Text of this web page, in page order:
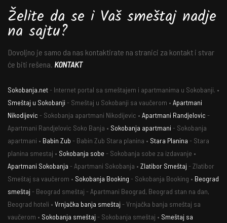
Želite da se i Vaš smeštaj nadje
na sajtu?
Dovoljno je samo da nas kontaktirate na stranici za kontakt i stvar
će biti rešena. KONTAKT
Sokobanja.net- Internet portal sa smeštajem i apartmanima u Sokobanji. •
Smeštaj u Sokobanji - Smeštaj u Sokobanji sa vaučerom • Apartmani
Nikodijevic - Sokobanja apartmani Nikodijevic • Apartmani Randjelovic -
Apartmani Randjelovic Soko Banja • Sokobanja apartmani - Sokobanja
apartmani • Babin Zub - Babin Zub Stara planina • Stara Planina - Stara
planina smestaj • Sokobanja sobe - Sokobanja sobe za izdavanje •
Apartmani Sokobanja - Apartmani Sokobanja • Zlatibor Smeštaj - Zlatibor
Smeštaj sa vaučerom • Sokobanja Booking - Sokobanja Booking • Beograd
smeštaj - Beograd smeštaj - Apartmani Beograd, Beograd stan na dan,
Beograd hoteli • Vrnjačka banja smeštaj - Vrnjačka banja smeštaj sa
vaučerom • Sokobanja smeštaj - Sokobanja smeštaj • Smeštaj sa